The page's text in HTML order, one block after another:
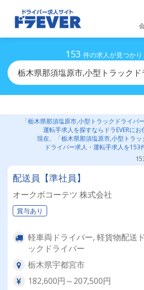
153 件の求人が見つかり
栃木県那須塩原市,小型トラック
「栃木県那須塩原市,小型トラックドライバ
運転手求人を探すならドラEVERにお
現在、「栃木県那須塩原市,小型トラ
ドライバー求人・運転手求人を153
配送員【準社員】
オークボコーテツ 株式会社
賞与あり
軽車両ドライバー, 軽貨物配送
ックドライバー
栃木県宇都宮市
182,600円～207,500円